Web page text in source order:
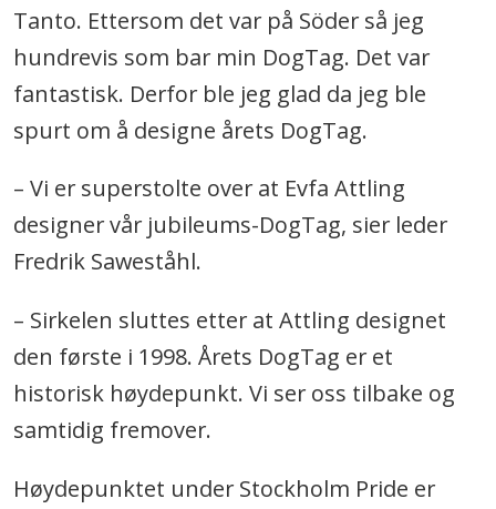
Tanto. Ettersom det var på Söder så jeg
hundrevis som bar min DogTag. Det var
fantastisk. Derfor ble jeg glad da jeg ble
spurt om å designe årets DogTag.
– Vi er superstolte over at Evfa Attling
designer vår jubileums-DogTag, sier leder
Fredrik Saweståhl.
– Sirkelen sluttes etter at Attling designet
den første i 1998. Årets DogTag er et
historisk høydepunkt. Vi ser oss tilbake og
samtidig fremover.
Høydepunktet under Stockholm Pride er